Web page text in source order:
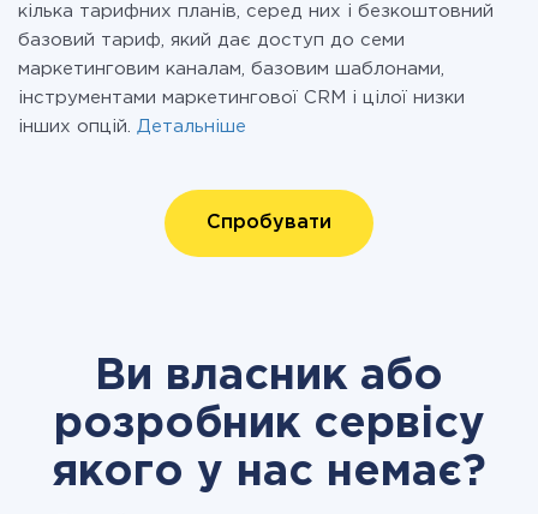
кілька тарифних планів, серед них і безкоштовний
базовий тариф, який дає доступ до семи
маркетинговим каналам, базовим шаблонами,
інструментами маркетингової CRM і цілої низки
інших опцій. Детальніше
Спробувати
Ви власник або
розробник сервісу
якого у нас немає?